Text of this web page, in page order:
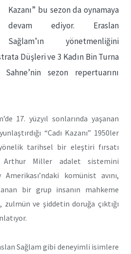
Kazanı” bu sezon da oynamaya
devam ediyor. Eraslan
Sağlam’ın yönetmenliğini
Düşleri ve 3 Kadın Bin Turna
sezon repertuarını
17. yüzyıl sonlarında yaşanan
“Cadı Kazanı” 1950ler
tarihsel bir eleştiri fırsatı
Arthur Miller adalet sistemini
komünist avını,
bir grup insanın mahkeme
zulmün ve şiddetin doruğa çıktığı
Sağlam gibi deneyimli isimlere